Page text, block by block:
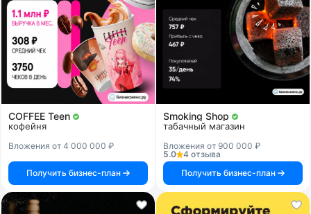
COFFEE Teen
кофейня
Вложения от 4 000 000 ₽
Получить бизнес-план
Smoking Shop
табачный магазин
Вложения от 900 000 ₽
5.0
4 отзыва
Получить бизнес-план